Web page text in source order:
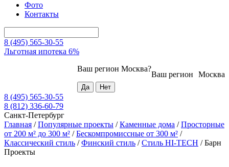
Фото
Контакты
8 (495) 565-30-55
Льготная ипотека 6%
Москва
Ваш регион
Ваш регион Москва?
8 (495) 565-30-55
8 (812) 336-60-79
Санкт-Петербург
Главная /Популярные проекты /Каменные дома /Просторные
от 200 м² до 300 м² /Бескомпромиссные от 300 м² /
Классический стиль /Финский стиль /Стиль HI-TECH /Барн
Проекты